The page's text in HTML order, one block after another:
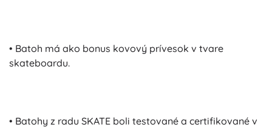
• Batoh má ako bonus kovový prívesok v tvare
skateboardu.
• Batohy z radu SKATE boli testované a certifikované v